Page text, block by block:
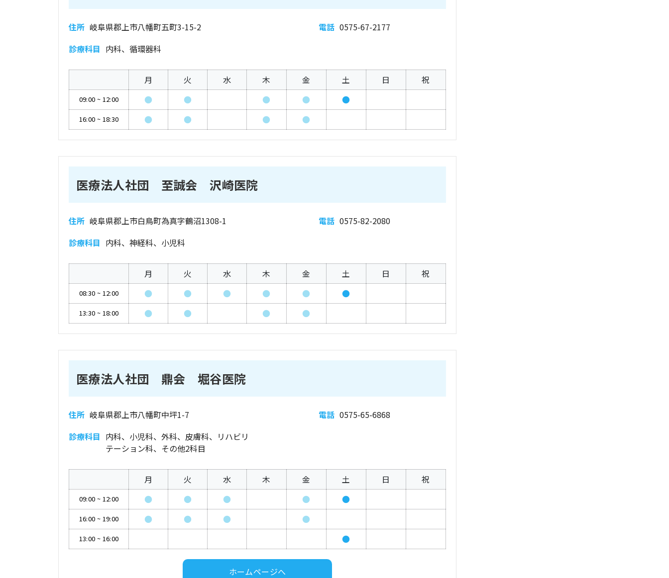
住所 岐阜県郡上市八幡町五町3-15-2 電話 0575-67-2177
診療科目 内科、循環器科
月 火 水 木 金 土 日 祝
09:00 ~ 12:00 ● ● ● ● ●
16:00 ~ 18:30 ● ● ● ●
医療法人社団 至誠会 沢崎医院
住所 岐阜県郡上市白鳥町為真字鶴沼1308-1 電話 0575-82-2080
診療科目 内科、神経科、小児科
月 火 水 木 金 土 日 祝
08:30 ~ 12:00 ● ● ● ● ● ●
13:30 ~ 18:00 ● ● ● ●
医療法人社団 鼎会 堀谷医院
住所 岐阜県郡上市八幡町中坪1-7 電話 0575-65-6868
診療科目 内科、小児科、外科、皮膚科、リハビリ
テーション科、その他2科目
月 火 水 木 金 土 日 祝
09:00 ~ 12:00 ● ● ● ● ●
16:00 ~ 19:00 ● ● ● ●
13:00 ~ 16:00 ●
ホームページへ